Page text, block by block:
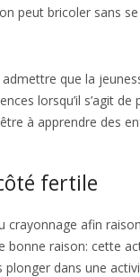
peut bricoler sans
que la
lorsqu’il s’agit
à apprendre des
fertile
crayonnage afin
bonne raison: cette
dans une